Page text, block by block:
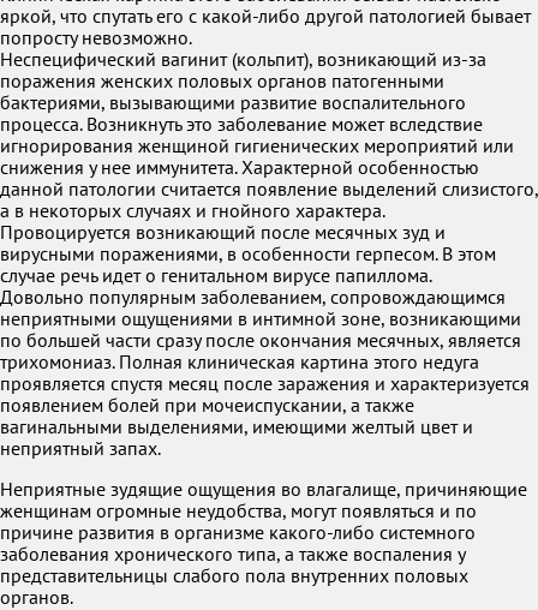
яркой, что спутать его с какой-либо другой патологией бывает
попросту невозможно.
Неспецифический вагинит (кольпит), возникающий из-за
поражения женских половых органов патогенными
бактериями, вызывающими развитие воспалительного
процесса. Возникнуть это заболевание может вследствие
игнорирования женщиной гигиенических мероприятий или
снижения у нее иммунитета. Характерной особенностью
данной патологии считается появление выделений слизистого,
а в некоторых случаях и гнойного характера.
Провоцируется возникающий после месячных зуд и
вирусными поражениями, в особенности герпесом. В этом
случае речь идет о генитальном вирусе папиллома.
Довольно популярным заболеванием, сопровождающимся
неприятными ощущениями в интимной зоне, возникающими
по большей части сразу после окончания месячных, является
трихомониаз. Полная клиническая картина этого недуга
проявляется спустя месяц после заражения и характеризуется
появлением болей при мочеиспускании, а также
вагинальными выделениями, имеющими желтый цвет и
неприятный запах.
Неприятные зудящие ощущения во влагалище, причиняющие
женщинам огромные неудобства, могут появляться и по
причине развития в организме какого-либо системного
заболевания хронического типа, а также воспаления у
представительницы слабого пола внутренних половых
органов.